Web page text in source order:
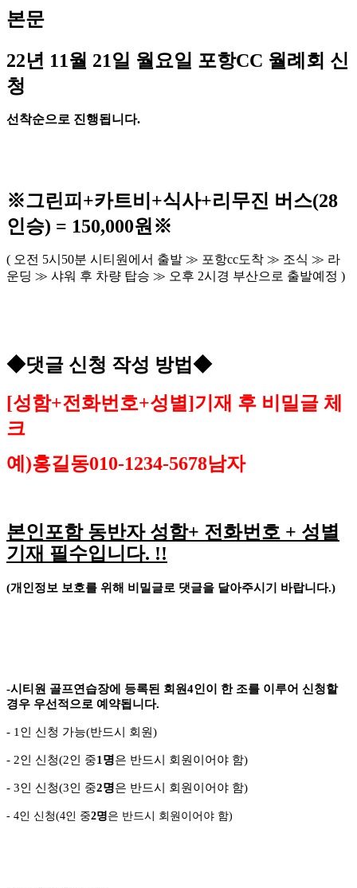
본문
22년 11월 21일 월요일 포항CC 월례회 신
청
선착순으로 진행됩니다.
※그린피 +카트비 +식사+리무진 버스(28
인승) = 150,000원※
( 오전 5시 50분 시티원에서 출발 ≫ 포항cc도착 ≫ 조식 ≫ 라
운딩 ≫ 샤워 후 차량 탑승 ≫ 오후 2시경 부산으로 출발예정 )
◆댓글 신청 작성 방법◆
[성함+전화번호+성별]기재 후 비밀글 체
크
예 )홍길동010-1234-5678남자
본인포함 동반자 성함+ 전화번호 + 성별
기재 필수입니다. !!
(개인정보 보호를 위해 비밀글로 댓글을 달아주시기 바랍니다.)
-시티원 골프연습장에 등록된 회원4인이 한 조를 이루어 신청할
경우 우선적으로 예약됩니다.
- 1인 신청 가능(반드시 회원)
- 2인 신청(2인 중1명은 반드시 회원이어야 함)
- 3인 신청(3인 중2명은 반드시 회원이어야 함)
- 4인 신청(4인 중2명은 반드시 회원이어야 함)